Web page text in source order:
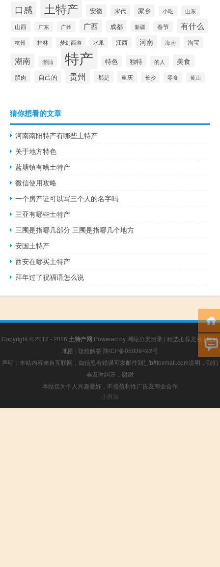
口感 土特产 安徽 宋代 家乡 小吃 山东
山西 广东 广州 广西 成都 新疆 春节 有什么
杭州 桂林 梦幻西游 水果 江西 河南 海南 淘宝
湖南 潮汕 特产 特色 独特 的人 美食
腊肉 自己的 贵州 都是 重庆 长沙 零食 黄山
猜你想看的文章
河南南阳特产有哪些土特产
关于地方特色
蓝塘镇有啥土特产
微信使用攻略
一个房产证可以写三个人的名字吗
三亚有哪些土特产
三围是指哪几部分 三围是指哪几个地方
安国土特产
西安在哪买土特产
拜年过了祝福语怎么说
Copyright © 2012 - 2026 土特产网 Powered by 网站分类目录 | 精选推荐文章 |网站
地图 | 疑难解答 陕ICP备05039492号
声明：本站内容来自互联网，如信息有错误可发邮件到f_fb#foxmail.com说明，我们
会及时纠正，谢谢
本站仅为个人兴趣爱好，不接盈利性广告及商业合作
小男孩